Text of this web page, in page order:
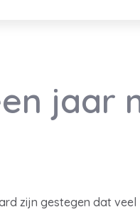
jaar
zijn gestegen dat